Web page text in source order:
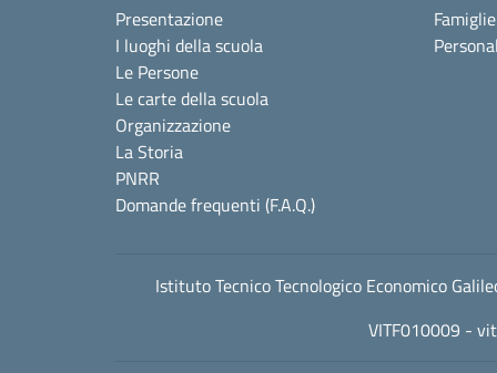
Presentazione
I luoghi della scuola
Le Persone
Le carte della scuola
Organizzazione
La Storia
PNRR
Domande frequenti (F.A.Q.)
Istituto Tecnico Tecnologico Economico
VITF010009 -